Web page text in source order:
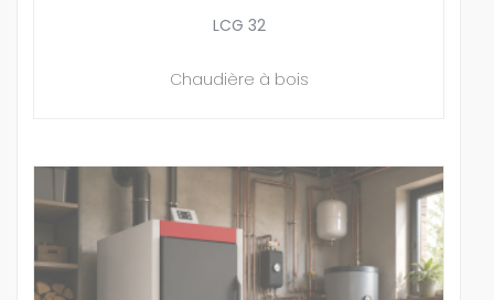
LCG 32
Chaudière à bois